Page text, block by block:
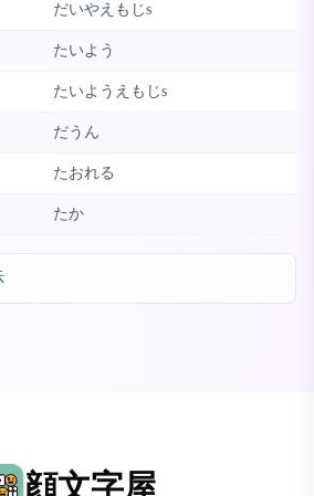
だいやえもじs
たいよう
たいようえもじs
だうん
たおれる
たか
顔文字屋